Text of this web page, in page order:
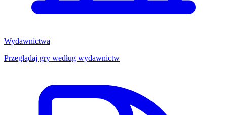
Wydawnictwa
Przeglądaj gry według wydawnictw